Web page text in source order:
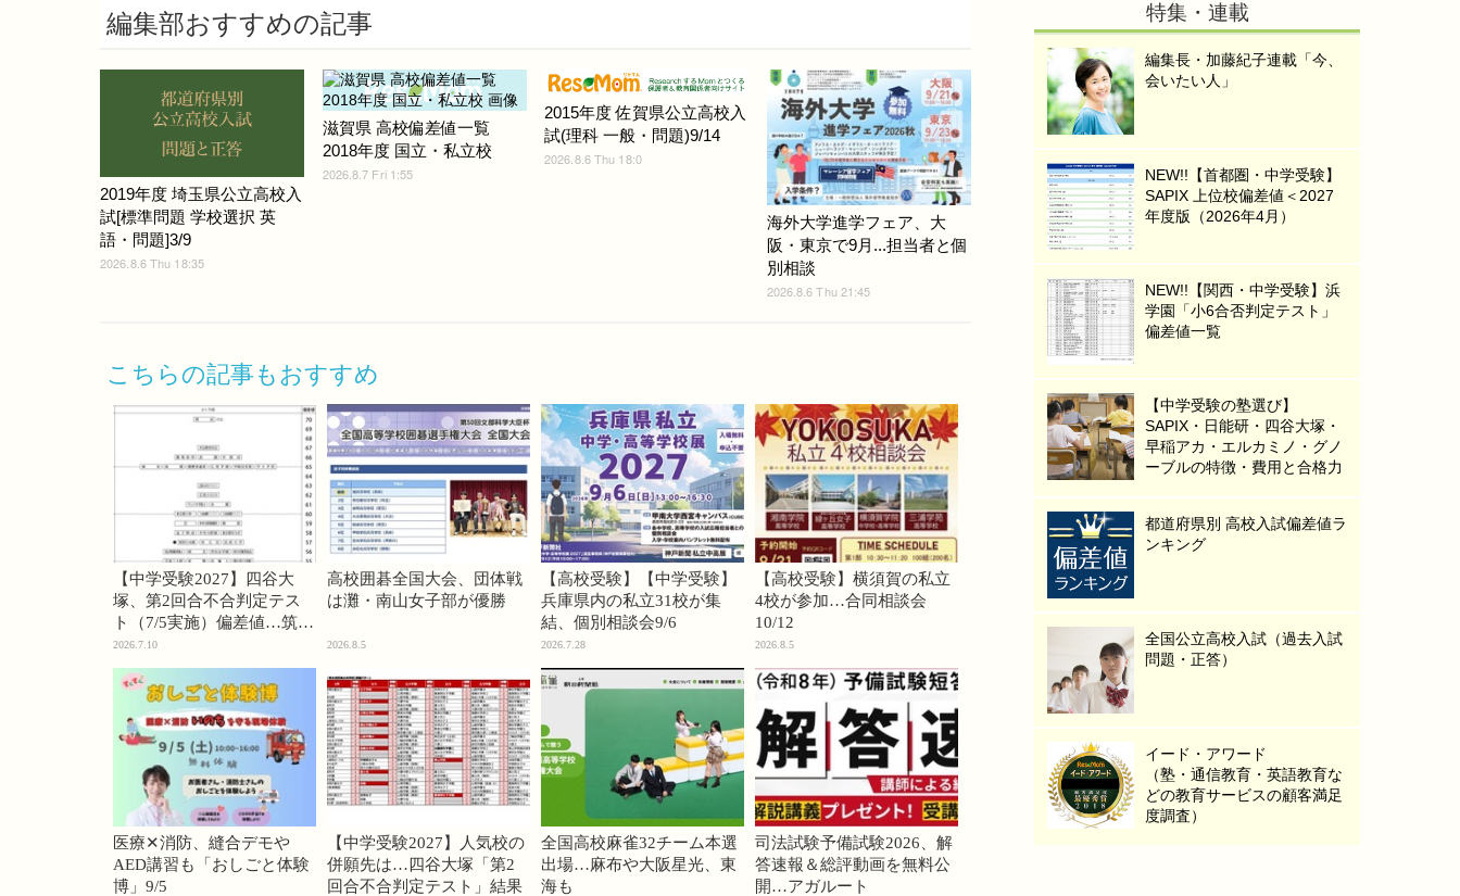
編集部おすすめの記事
2019年度 埼玉県公立高校入
試[標準問題 学校選択 英
語・問題]3/9
2026.8.6 Thu 18:35
滋賀県 高校偏差値一覧
2018年度 国立・私立校
2026.8.7 Fri 1:55
2015年度 佐賀県公立高校入
試(理科 一般・問題)9/14
2026.8.6 Thu 18:0
海外大学進学フェア、大
阪・東京で9月...担当者と個
別相談
2026.8.6 Thu 21:45
こちらの記事もおすすめ
【中学受験2027】四谷大
塚、第2回合不合判定テス
ト（7/5実施）偏差値…筑駒
74・桜蔭70＜PR＞
2026.7.10
高校囲碁全国大会、団体戦
は灘・南山女子部が優勝
2026.8.5
【高校受験】【中学受験】
兵庫県内の私立31校が集
結、個別相談会9/6
2026.7.28
【高校受験】横須賀の私立
4校が参加…合同相談会
10/12
2026.8.5
医療✕消防、縫合デモや
AED講習も「おしごと体験
博」9/5
【中学受験2027】人気校の
併願先は…四谷大塚「第2
回合不合判定テスト」結果
全国高校麻雀32チーム本選
出場…麻布や大阪星光、東
海も
司法試験予備試験2026、解
答速報＆総評動画を無料公
開…アガルート
特集・連載
編集長・加藤紀子連載「今、
会いたい人」
NEW!!【首都圏・中学受験】
SAPIX 上位校偏差値＜2027
年度版（2026年4月）
NEW!!【関西・中学受験】浜
学園「小6合否判定テスト」
偏差値一覧
【中学受験の塾選び】
SAPIX・日能研・四谷大塚・
早稲アカ・エルカミノ・グノ
ーブルの特徴・費用と合格力
都道府県別 高校入試偏差値ラ
ンキング
全国公立高校入試（過去入試
問題・正答）
イード・アワード
（塾・通信教育・英語教育な
どの教育サービスの顧客満足
度調査）